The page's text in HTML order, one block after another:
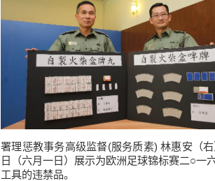
署理惩教事务高级监督(服务质素) 林惠安（
日（六月一日）展示为欧洲足球锦标赛二○一
工具的违禁品。